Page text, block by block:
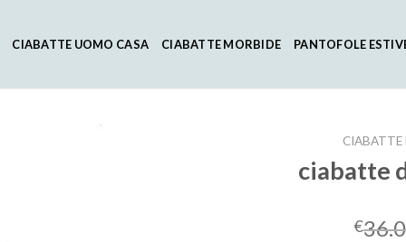
CIABATTE UOMO CASA CIABATTE MORBIDE PANTOFOLE
CIABATTE
ciabatte
€